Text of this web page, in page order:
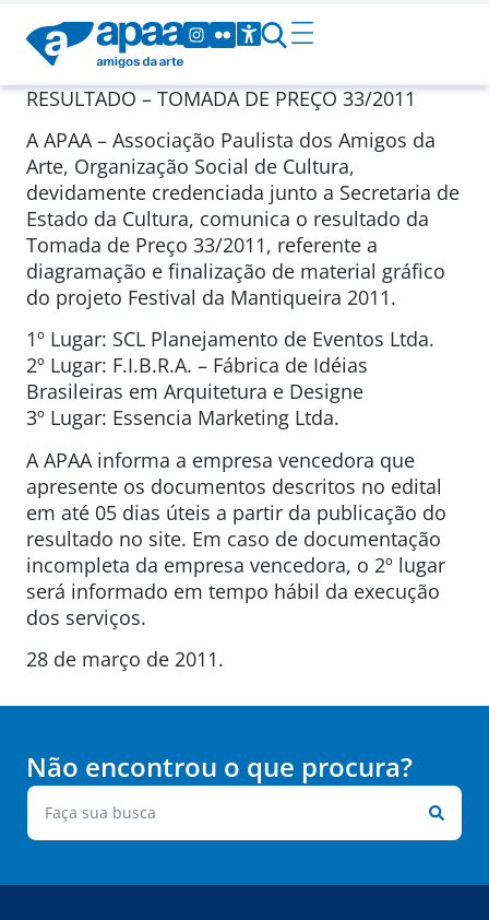
RESULTADO – TOMADA DE PREÇO 33/2011
A APAA – Associação Paulista dos Amigos da
Arte, Organização Social de Cultura,
devidamente credenciada junto a Secretaria de
Estado da Cultura, comunica o resultado da
Tomada de Preço 33/2011, referente a
diagramação e finalização de material gráfico
do projeto Festival da Mantiqueira 2011.
1º Lugar: SCL Planejamento de Eventos Ltda.
2º Lugar: F.I.B.R.A. – Fábrica de Idéias
Brasileiras em Arquitetura e Designe
3º Lugar: Essencia Marketing Ltda.
A APAA informa a empresa vencedora que
apresente os documentos descritos no edital
em até 05 dias úteis a partir da publicação do
resultado no site. Em caso de documentação
incompleta da empresa vencedora, o 2º lugar
será informado em tempo hábil da execução
dos serviços.
28 de março de 2011.
Não encontrou o que procura?